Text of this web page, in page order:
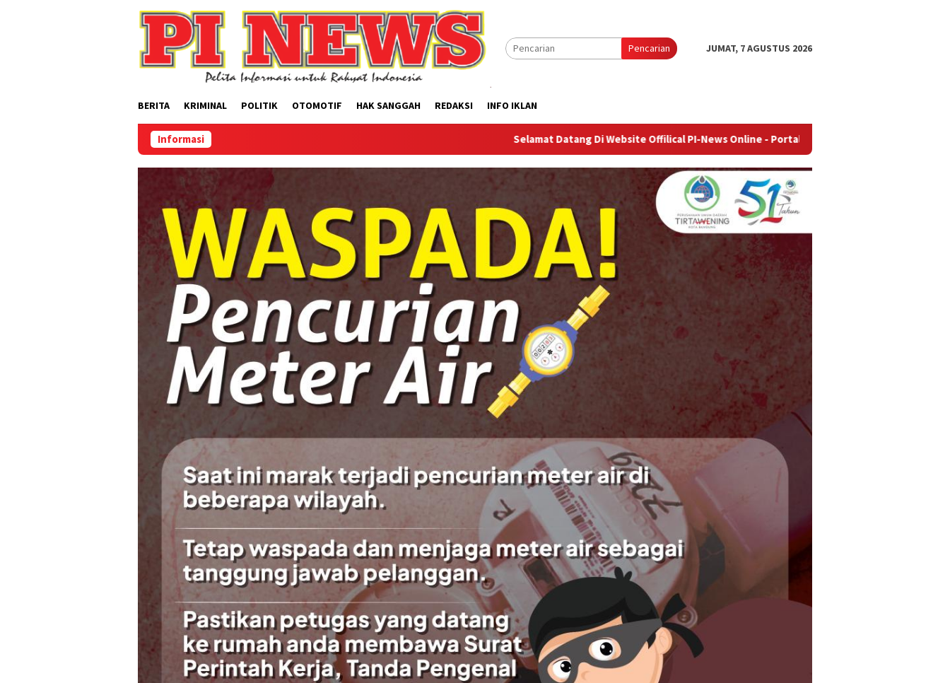
Pencarian
JUMAT, 7 AGUSTUS 2026
BERITA KRIMINAL POLITIK OTOMOTIF HAK SANGGAH REDAKSI INFO IKLAN
Informasi Selamat Datang Di Website Offilical PI-News Online - Portal Berita Terupdate & Terpercaya